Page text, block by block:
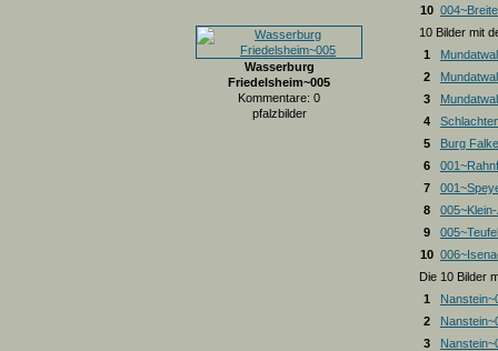
Wasserburg
Friedelsheim~005
Kommentare: 0
pfalzbilder
10
10 Bilder mit
1
2
3
4
5
Burg
6
7
8
9
10
Die 10 Bilder
1
2
3